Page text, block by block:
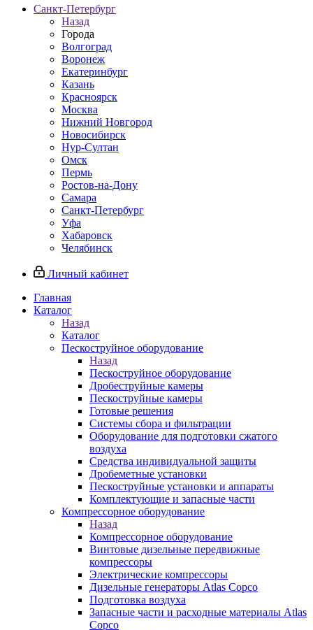
Санкт-Петербург
Назад
Города
Волгоград
Воронеж
Екатеринбург
Казань
Красноярск
Москва
Нижний Новгород
Новосибирск
Нур-Султан
Омск
Пермь
Ростов-на-Дону
Самара
Санкт-Петербург
Уфа
Хабаровск
Челябинск
Личный кабинет
Главная
Каталог
Назад
Каталог
Пескоструйное оборудование
Назад
Пескоструйное оборудование
Дробеструйные камеры
Пескоструйные камеры
Готовые решения
Системы сбора и фильтрации
Оборудование для подготовки сжатого
воздуха
Средства индивидуальной защиты
Дробеметные установки
Пескоструйные установки и аппараты
Комплектующие и запасные части
Компрессорное оборудование
Назад
Компрессорное оборудование
Винтовые дизельные передвижные
компрессоры
Электрические компрессоры
Дизельные генераторы Atlas Copco
Подготовка воздуха
Запасные части и расходные материалы Atlas
Copco